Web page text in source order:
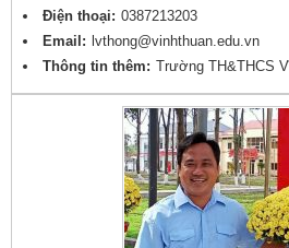
Điện thoại: 0387213203
Email: lvthong@vinhthuan.edu.vn
Thông tin thêm: Trường TH&THCS